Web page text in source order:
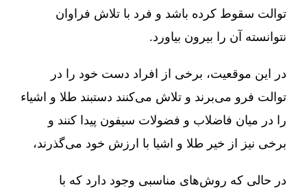
توالت سقوط کرده باشد و فرد با تلاش فراوان
نتوانسته آن را بیرون بیاورد.
در این موقعیت، برخی از افراد دست خود را در
توالت فرو می‌برند و تلاش می‌کنند دستبند طلا و اشیاء
را در میان فاضلاب و فضولات سیفون پیدا کنند و
برخی نیز از خیر طلا و اشیا با ارزش خود می‌گذرند،
در حالی که روش‌های مناسبی وجود دارد که با